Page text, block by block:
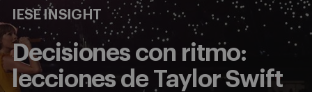
IESE INSIGHT
Decisiones con ritmo:
lecciones de Taylor Swift